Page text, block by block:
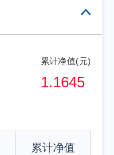
累计净值(元)
1.1645
累计净值